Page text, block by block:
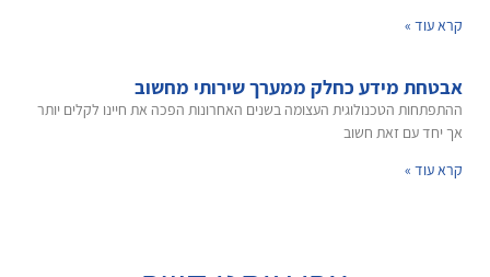
קרא עוד »
אבטחת מידע כחלק ממערך שירותי מחשוב
ההתפתחות הטכנולוגית העצומה בשנים האחרונות הפכה את חיינו לקלים יותר
אך יחד עם זאת חשוב
קרא עוד »